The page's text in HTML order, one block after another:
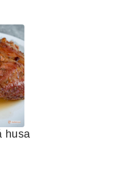
husa